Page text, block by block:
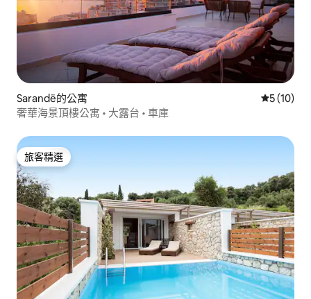
Sarandë的公寓 從 10 則
5 (10)
奢華海景頂樓公寓 • 大露台 • 車庫
旅客精選
旅客精選